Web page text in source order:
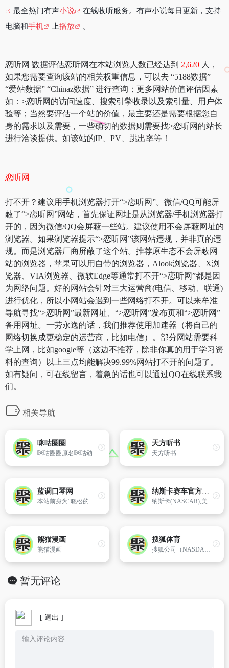
最全热门有声小说
在线收听服务。有声小说每日更新，支持
电脑和手机 上播放 。
恋听网 数据评估恋听网在本站浏览人数已经达到 2,620 人，
如果您需要查询该站的相关权重信息，可以去 “5188数据”
“爱站数据” “Chinaz数据” 进行查询；更多网站价值评估因素
如：>恋听网的访问速度、搜索引擎收录以及索引量、用户体
验等；当然要评估一个站的价值，最主要还是需要根据您自
身的需求以及需要，一些确切的数据则需要找>恋听网的站长
进行洽谈提供。如该站的IP、PV、跳出率等！
恋听网
打不开？建议用手机浏览器打开“>恋听网”。微信/QQ可能屏
蔽了“>恋听网”网站，首先保证网址是从浏览器/手机浏览器打
开的，因为微信/QQ会屏蔽一些站。建议使用不会屏蔽网址的
浏览器。如果浏览器提示“>恋听网”该网站违规，并非真的违
规。而是浏览器厂商屏蔽了这个站。推荐原生态不会屏蔽网
站的浏览器，苹果可以用自带的浏览器，Alook浏览器、X浏
览器、VIA浏览器、微软Edge等通常打不开“>恋听网”都是因
为网络问题。好的网站会针对三大运营商(电信、移动、联通)
进行优化，所以小网站会遇到一些网络打不开。可以来牟准
导航寻找“>恋听网”最新网址、“>恋听网”发布页和“>恋听网”
备用网址。一劳永逸的话，我们推荐使用加速器（将自己的
网络切换成更稳定的运营商，比如电信）。部分网站需要科
学上网，比如google等（这边不推荐，除非你真的用于学习资
料的查询）以上三点均能解决99.99%网站打不开的问题了。
如有疑问，可在线留言，着急的话也可以通过QQ在线联系我
们。
相关导航
咪咕圈圈
咪咕圈圈原名咪咕动漫,是中国移动咪咕动漫公司推出的一款集动画、漫画、直播、短视频为一体的acg社交平台,咪咕动漫网站为动漫迷们提供新、全的高清正版动漫在线观看和下载到手机本地离线观看.上咪咕动漫网,海量优质好看的动漫、原创视频抢先看.
天方听书
天方听书
蓝调口琴网
本站前身为“晓松的布鲁斯口琴站”,自06年开办以来,一直以教学和交流口琴为主,致力于中国蓝调口琴文化的推广传播。
纳斯卡赛车官方网站(NASCAR)
纳斯卡(NASCAR),美国全国赛车联合会的官方网站,提供纳斯卡新闻,日程安排,积分榜。
熊猫漫画
熊猫漫画
搜狐体育
搜狐公司（NASDAQ:SOHU）是中国最领先的新媒体、电子商务、通信及移动增值服务公司,是中文世界最强劲的互联网品牌。搜狐公司从中国首家大型分类查询搜索引擎,发展成为最受用户喜爱的综合门户网站。目前,搜狐公司建立了以新闻中心、产经...
暂无评论
[ 退出 ]